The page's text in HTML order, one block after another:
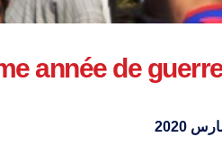
année de